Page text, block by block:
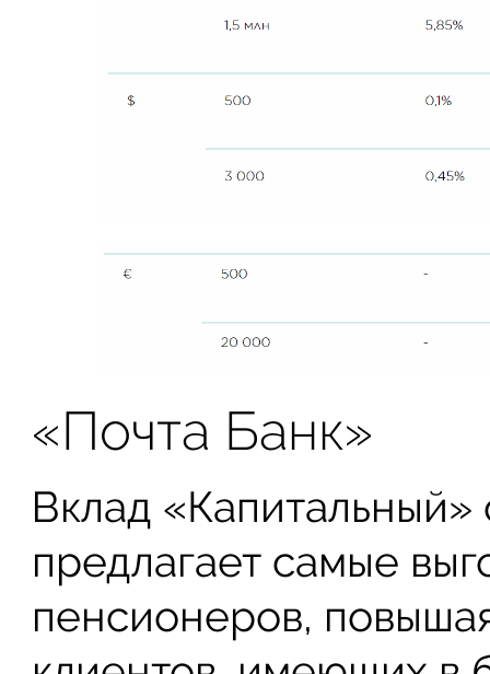
«Почта Банк»
Вклад «Капитальный»
предлагает самые
пенсионеров,